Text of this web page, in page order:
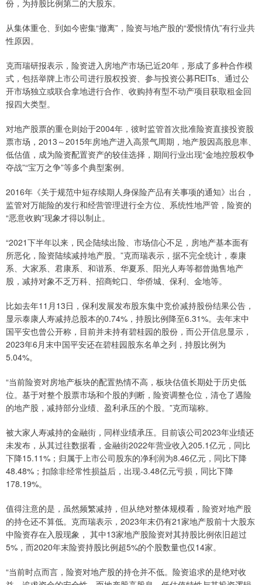
份，为持股比例第二的大股东。
从集体重仓、到如今密集“撤离”，险资与地产股的“爱恨情仇”有行业共
性原因。
克而瑞研报表示，险资进入房地产市场已近20年，形成了多种合作模
式，包括举牌上市公司进行股权投资、参与投资公募REITs、通过公
开市场独立或联合拿地进行合作、收购持有型不动产项目获取租金回
报四大类型。
对地产股票的重仓则始于2004年，彼时监管首次批准险资直接投资股
票市场，2013～2015年房地产进入高景气周期，地产股因高股息率、
低估值，成为险资配置资产的较佳选择，期间行业出现“金地控股权争
夺战”“宝万之争”等多个典型案例。
2016年《关于规范中短存续期人身保险产品有关事项的通知》出台，
监管对万能险的发行和经营管理进行全方位、系统性地严管，险资的
“恶意收购”现象才得以制止。
“2021下半年以来，民企陆续出险、市场信心不足，房地产基本面有
所恶化，险资陆续减持地产股。”克而瑞表示，据不完全统计，泰康
系、大家系、君康系、和谐系、华夏系、阳光人寿等都曾抛售地产
股，减持对象不乏万科、招商蛇口、华侨城、保利、金地等。
比如去年11月13日，保利发展发布股东集中竞价减持股份结果公告，
显示泰康人寿减持总股本的0.74%，持股比例降至6.31%。去年末中
国平安也曾公开称，目前并未持有碧桂园的股份，而公开信息显示，
2023年6月末中国平安还在碧桂园股东名单之列，持股比例为
5.04%。
“当前险资对房地产板块的配置热情不高，板块估值长期处于历史低
位。基于对整个股票市场和个股的判断，险资调整仓位，清仓了遇险
的地产股，减持部分业绩、盈利承压的个股。”克而瑞称。
被大家人寿减持的金融街，同样业绩承压。目前该公司2023年业绩还
未发布，从其过往数据看，金融街2022年营业收入205.1亿元，同比
下降15.11%；归属于上市公司股东的净利润为8.46亿元，同比下降
48.48%；扣除非经常性损益后，出现-3.48亿元亏损，同比下降
178.19%。
值得注意的是，虽然频繁减持，但从绝对整体规模看，险资对地产股
的持仓还不算低。克而瑞表示，2023年末仍有21家地产股前十大股东
中险资存在入股现象， 其中13家地产股险资对其持股比例依旧超过
5%，而2020年末险资持股比例超5%的个股数量也仅14家。
“当前时点而言，险资对地产股的持仓并不低。险资追求的是绝对收